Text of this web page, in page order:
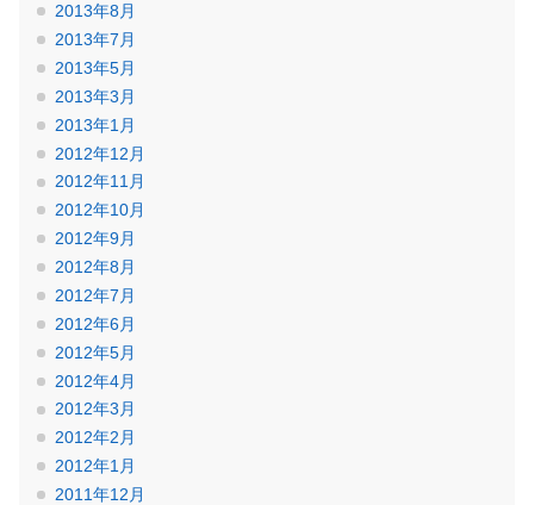
2013年8月
2013年7月
2013年5月
2013年3月
2013年1月
2012年12月
2012年11月
2012年10月
2012年9月
2012年8月
2012年7月
2012年6月
2012年5月
2012年4月
2012年3月
2012年2月
2012年1月
2011年12月